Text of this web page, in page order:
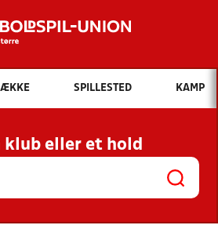
Hvad vil du søge efter?
INDHOLD OG NYHEDER
KLUBBER OG
HOLD
SPILLESTED KAMP
klub eller et hold